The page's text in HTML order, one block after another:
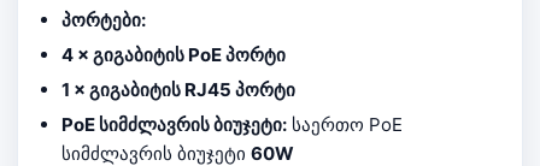
პორტები:
4 × გიგაბიტის PoE პორტი
1 × გიგაბიტის RJ45 პორტი
PoE სიმძლავრის ბიუჯეტი: საერთო PoE
სიმძლავრის ბიუჯეტი 60W